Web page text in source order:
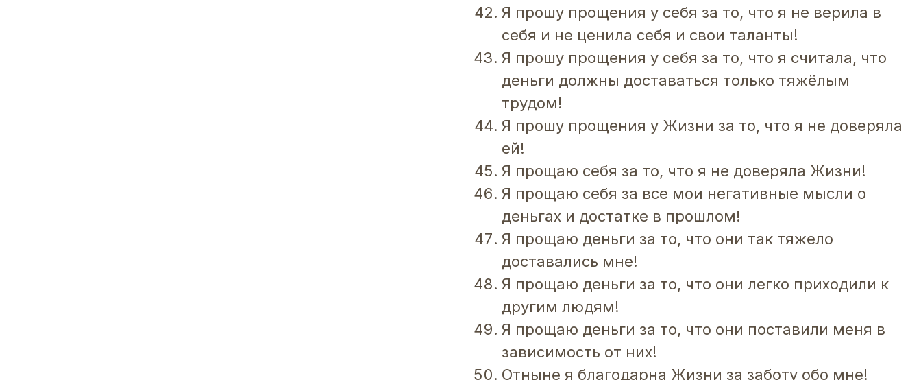
Я прошу прощения у себя за то, что я не верила в
себя и не ценила себя и свои таланты!
Я прошу прощения у себя за то, что я считала, что
деньги должны доставаться только тяжёлым
трудом!
Я прошу прощения у Жизни за то, что я не доверяла
ей!
Я прощаю себя за то, что я не доверяла Жизни!
Я прощаю себя за все мои негативные мысли о
деньгах и достатке в прошлом!
Я прощаю деньги за то, что они так тяжело
доставались мне!
Я прощаю деньги за то, что они легко приходили к
другим людям!
Я прощаю деньги за то, что они поставили меня в
зависимость от них!
Отныне я благодарна Жизни за заботу обо мне!